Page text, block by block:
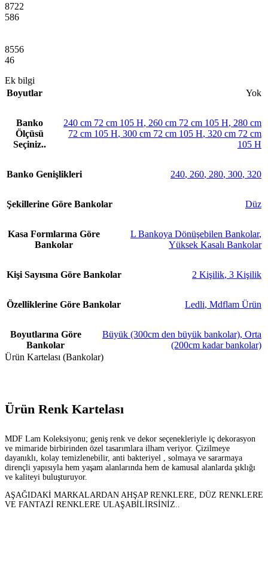
8722
586
8556
46
Ek bilgi
Boyutlar
Yok
Banko
Ölçüsü
Seçiniz..
240 cm 72 cm 105 H, 260 cm 72 cm 105 H, 280 cm
72 cm 105 H, 300 cm 72 cm 105 H, 320 cm 72 cm
105 H
Banko Genişlikleri 240, 260, 280, 300, 320
Şekillerine Göre Bankolar Düz
Kasa Formlarına Göre
Bankolar
L Bankoya Dönüşebilen Bankolar,
Yüksek Kasalı Bankolar
Kişi Sayısına Göre Bankolar 2 Kişilik, 3 Kişilik
Özelliklerine Göre Bankolar Ledli, Mdflam Ürün
Boyutlarına Göre
Bankolar
Büyük (300cm den büyük bankolar), Orta
(200cm kadar bankolar)
Ürün Kartelası (Bankolar)
Ürün Renk Kartelası
MDF Lam Koleksiyonu; geniş renk ve dekor seçenekleriyle iç dekorasyon
ve mimaride birbirinden özel tasarımlara ilham veriyor. Çizilmeye
dayanıklı, kolay temizlenebilir, anti bakteriyel , solmaya ve sararmaya
dirençli yapısıyla hem yaşam alanlarında hem de kamusal alanlarda şıklığı
ve kaliteyi buluşturuyor.
AŞAĞIDAKİ MARKALARDAN AHŞAP RENKLERE, DÜZ RENKLERE
VE FANTAZİ RENKLERE ULAŞABİLİRSİNİZ..